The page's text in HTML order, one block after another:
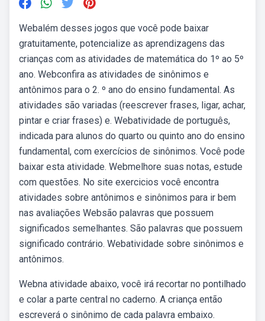
Webalém desses jogos que você pode baixar
gratuitamente, potencialize as aprendizagens das
crianças com as atividades de matemática do 1º ao 5º
ano. Webconfira as atividades de sinônimos e
antônimos para o 2. º ano do ensino fundamental. As
atividades são variadas (reescrever frases, ligar, achar,
pintar e criar frases) e. Webatividade de português,
indicada para alunos do quarto ou quinto ano do ensino
fundamental, com exercícios de sinônimos. Você pode
baixar esta atividade. Webmelhore suas notas, estude
com questões. No site exercicios você encontra
atividades sobre antônimos e sinônimos para ir bem
nas avaliações Websão palavras que possuem
significados semelhantes. São palavras que possuem
significado contrário. Webatividade sobre sinônimos e
antônimos.
Webna atividade abaixo, você irá recortar no pontilhado
e colar a parte central no caderno. A criança então
escreverá o sinônimo de cada palavra embaixo.